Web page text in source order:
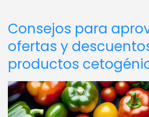
Consejos para
ofertas y
productos